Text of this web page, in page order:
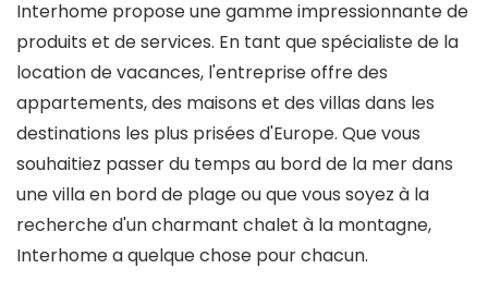
Interhome propose une gamme impressionnante de
produits et de services. En tant que spécialiste de la
location de vacances, l'entreprise offre des
appartements, des maisons et des villas dans les
destinations les plus prisées d'Europe. Que vous
souhaitiez passer du temps au bord de la mer dans
une villa en bord de plage ou que vous soyez à la
recherche d'un charmant chalet à la montagne,
Interhome a quelque chose pour chacun.